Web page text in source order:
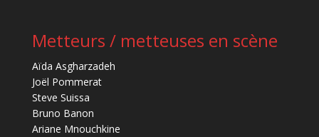
Metteurs / metteuses en scène
Aïda Asgharzadeh
Joël Pommerat
Steve Suissa
Bruno Banon
Ariane Mnouchkine